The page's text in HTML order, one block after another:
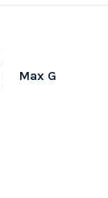
Max G